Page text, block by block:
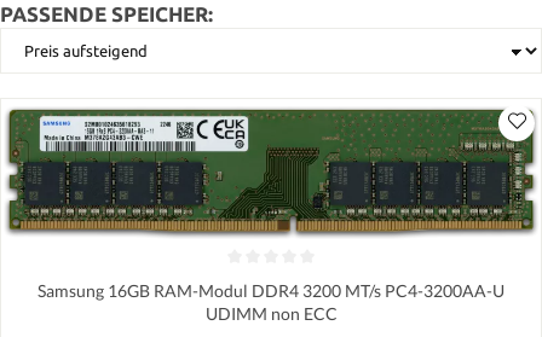
PASSENDE SPEICHER:
Samsung 16GB RAM-Modul DDR4 3200 MT/s PC4-3200AA-U
UDIMM non ECC